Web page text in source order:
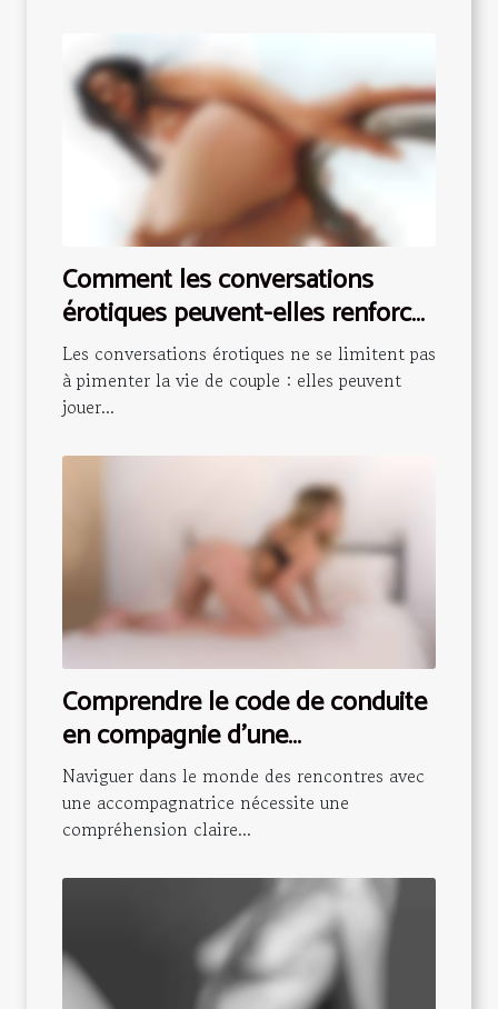
Comment les conversations
érotiques peuvent-elles renforcer
la confiance en soi ?
Les conversations érotiques ne se limitent pas
à pimenter la vie de couple : elles peuvent
jouer...
Comprendre le code de conduite
en compagnie d'une
accompagnatrice
Naviguer dans le monde des rencontres avec
une accompagnatrice nécessite une
compréhension claire...